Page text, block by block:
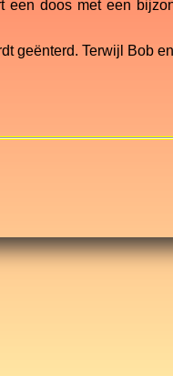
doos met een
geënterd. Terwijl Bob